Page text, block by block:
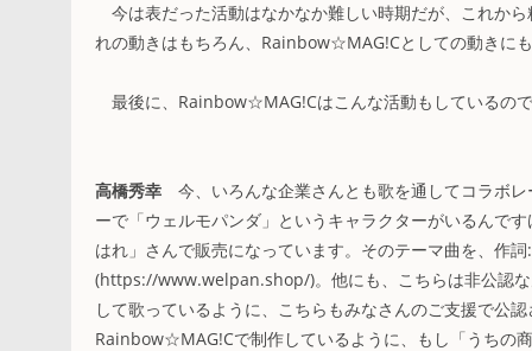
今は表だった活動はなかなか難しい時期だが、これか
れの動きはもちろん、Rainbow☆MAG!Cとしての動きにも
最後に、Rainbow☆MAG!Cはこんな活動もしているの
高橋秀幸 今、いろんな企業さんとも歌を通してコラボ
ーで「ウェルモパンダ」というキャラクターがいるんで
はれ」さんで販売になっています。そのテーマ曲を、作
(https://www.welpan.shop/)。他にも、こちらは非公認
して歌っているように、こちらもみなさんのご支援で公
Rainbow☆MAG!Cで制作しているように、もし「うちの